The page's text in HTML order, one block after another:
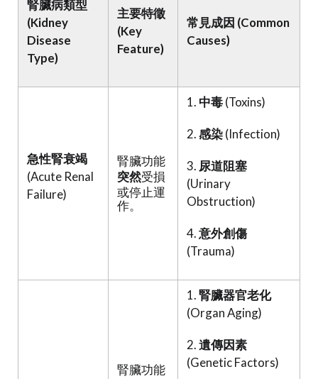
腎臟病類型
(Kidney
Disease
Type)
主要特徵
(Key
Feature)
常見成因 (Common
Causes)
急性腎衰竭
(Acute Renal
Failure)
腎臟功能
突然受損
或停止運
作。
1. 中毒(Toxins)
2.感染(Infection)
3. 尿道阻塞
(Urinary
Obstruction)
4.意外創傷
(Trauma)
腎臟功能
1.腎臟器官老化
(Organ Aging)
2.遺傳因素
(Genetic Factors)